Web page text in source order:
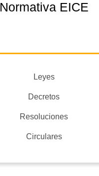
Normativa EICE
Leyes
Decretos
Resoluciones
Circulares